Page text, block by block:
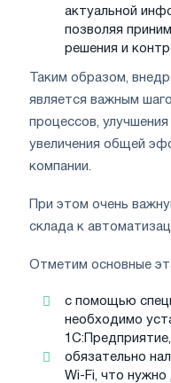
актуальной
позволяя
решения и
Таким образом,
является важным
процессов,
увеличения общей
компании.
При этом очень
склада к
Отметим основные
с помощью
необходимо
1С:Предприятие,
обязательно
Wi-Fi, что нужно